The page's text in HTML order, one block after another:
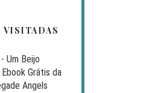
VISITADAS
Um Beijo
Grátis da
Angels